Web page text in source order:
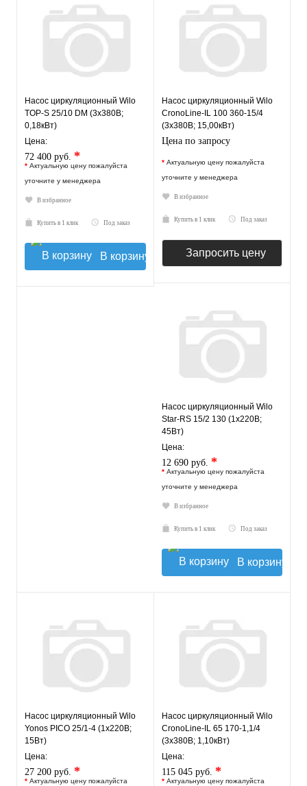
Насос циркуляционный Wilo
TOP-S 25/10 DM (3х380В;
0,18кВт)
Цена:
72 400 руб. *
* Актуальную цену пожалуйста
уточните у менеджера
В избранное
Купить в 1 клик Под заказ
В корзину
Насос циркуляционный Wilo
CronoLine-IL 100 360-15/4
(3х380В; 15,00кВт)
Цена по запросу
* Актуальную цену пожалуйста
уточните у менеджера
В избранное
Купить в 1 клик Под заказ
Запросить цену
Насос циркуляционный Wilo
Star-RS 15/2 130 (1х220В;
45Вт)
Цена:
12 690 руб. *
* Актуальную цену пожалуйста
уточните у менеджера
В избранное
Купить в 1 клик Под заказ
В корзину
Насос циркуляционный Wilo
Yonos PICO 25/1-4 (1х220В;
15Вт)
Цена:
27 200 руб. *
* Актуальную цену пожалуйста
Насос циркуляционный Wilo
CronoLine-IL 65 170-1,1/4
(3х380В; 1,10кВт)
Цена:
115 045 руб. *
* Актуальную цену пожалуйста